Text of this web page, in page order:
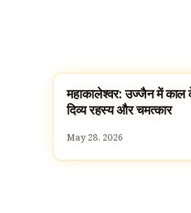
TEMPLES
महाकालेश्वर: उज्जैन में काल
दिव्य रहस्य और चमत्कार
May 28, 2026